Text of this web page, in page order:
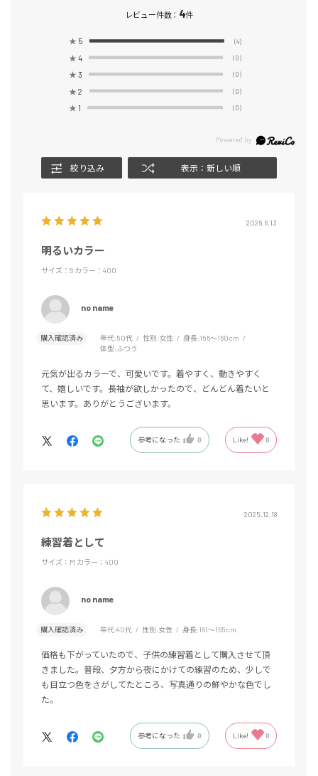
レビュー件数： 4件
★ 5 (4)
★ 4 (0)
★ 3 (0)
★ 2 (0)
★ 1 (0)
絞り込み 表示：新しい順
2026.6.13
明るいカラー
サイズ：S カラー：400
no name
購入確認済み 年代:50代 性別:女性 身長:156～160cm
体型:ふつう
元気が出るカラーで、可愛いです。着やすく、動きやすく
て、嬉しいです。長袖が欲しかったので、どんどん着たいと
思います。ありがとうございます。
参考になった 0 Like! 0
2025.12.18
練習着として
サイズ：M カラー：400
no name
購入確認済み 年代:40代 性別:女性 身長:161～165cm
価格も下がっていたので、子供の練習着として購入させて頂
きました。普段、夕方から夜にかけての練習のため、少しで
も目立つ色をさがしてたところ、写真通りの鮮やかな色でし
た。
参考になった 0 Like! 0